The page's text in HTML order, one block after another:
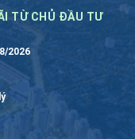
TỪ CHỦ ĐẦU TƯ
2026